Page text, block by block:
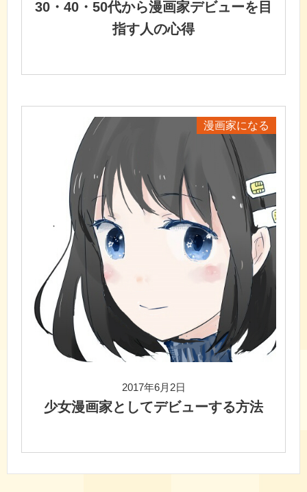
30・40・50代から漫画家デビューを目
指す人の心得
漫画家になる
2017年6月2日
少女漫画家としてデビューする方法